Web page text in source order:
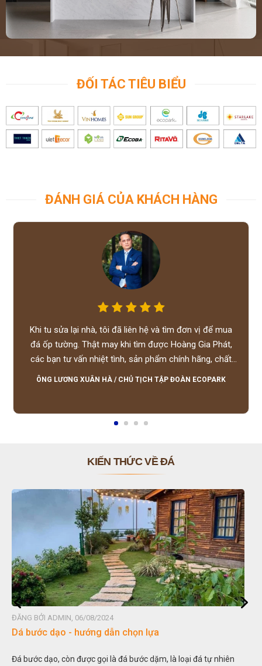
ĐỐI TÁC TIÊU BIỂU
ĐÁNH GIÁ CỦA KHÁCH HÀNG
Khi tu sửa lại nhà, tôi đã liên hệ và tìm đơn vị để mua
đá ốp tường. Thật may khi tìm được Hoàng Gia Phát,
các bạn tư vấn nhiệt tình, sản phẩm chính hãng, chất
lượng tốt, giá hợp lý, hỗ trợ tận tình.
ÔNG LƯƠNG XUÂN HÀ / CHỦ TỊCH TẬP ĐOÀN ECOPARK
KIẾN THỨC VỀ ĐÁ
BỞI ADMIN, 06/08/2024
bước dạo - hướng dẫn chọn lựa
dạo, còn được gọi là đá bước dặm, là loại đá tự nhiên